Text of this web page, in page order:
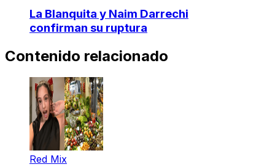
La Blanquita y Naim Darrechi
confirman su ruptura
Contenido relacionado
Red Mix